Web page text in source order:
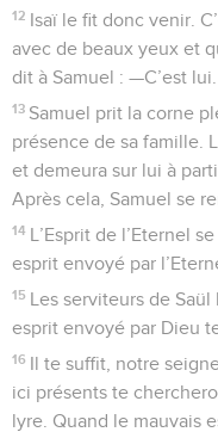
12 Isaï le fit donc venir.
avec de beaux yeux et
dit à Samuel : —C’est
13 Samuel prit la corne
présence de sa famille.
et demeura sur lui à
Après cela, Samuel se
14 L’Esprit de l’Eternel
esprit envoyé par
15 Les serviteurs de
esprit envoyé par Dieu
16 Il te suffit, notre
ici présents te
lyre. Quand le mauvais